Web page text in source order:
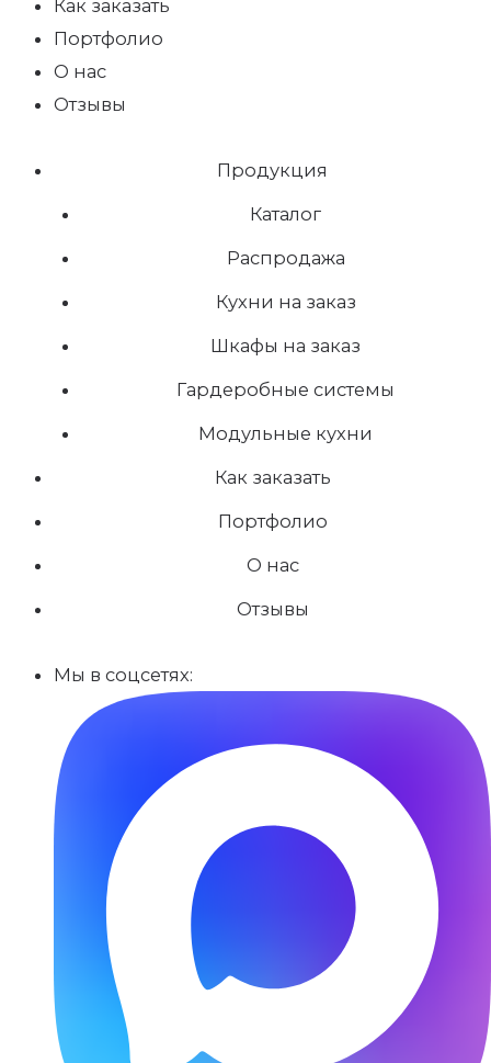
Как заказать
Портфолио
О нас
Отзывы
Продукция
Каталог
Распродажа
Кухни на заказ
Шкафы на заказ
Гардеробные системы
Модульные кухни
Как заказать
Портфолио
О нас
Отзывы
Мы в соцсетях: